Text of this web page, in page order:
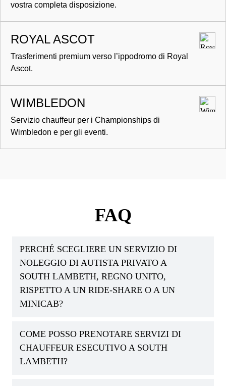
vostra completa disposizione.
ROYAL ASCOT
Trasferimenti premium verso l’ippodromo di Royal
Ascot.
WIMBLEDON
Servizio chauffeur per i Championships di
Wimbledon e per gli eventi.
FAQ
PERCHÉ SCEGLIERE UN SERVIZIO DI
NOLEGGIO DI AUTISTA PRIVATO A
SOUTH LAMBETH, REGNO UNITO,
RISPETTO A UN RIDE-SHARE O A UN
MINICAB?
COME POSSO PRENOTARE SERVIZI DI
CHAUFFEUR ESECUTIVO A SOUTH
LAMBETH?